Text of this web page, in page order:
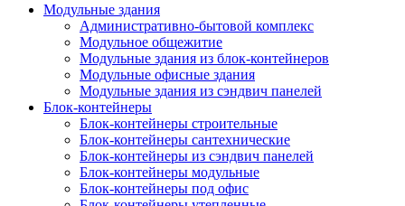
Модульные здания
Административно-бытовой комплекс
Модульное общежитие
Модульные здания из блок-контейнеров
Модульные офисные здания
Модульные здания из сэндвич панелей
Блок-контейнеры
Блок-контейнеры строительные
Блок-контейнеры сантехнические
Блок-контейнеры из сэндвич панелей
Блок-контейнеры модульные
Блок-контейнеры под офис